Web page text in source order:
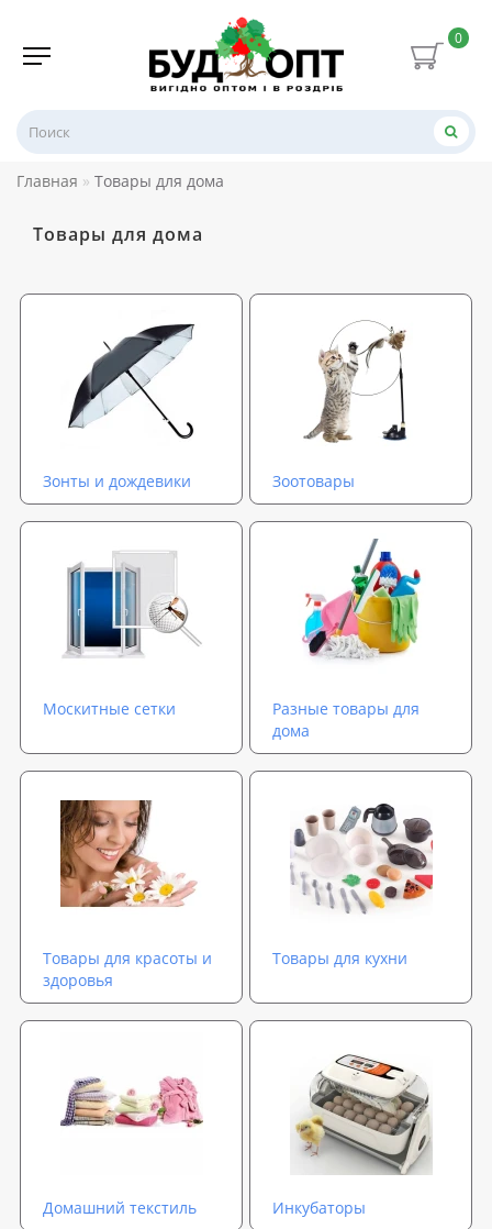
0
Главная Товары для дома
Товары для дома
Зонты и дождевики Зоотовары
Москитные сетки
Разные товары для
дома
Товары для красоты и
здоровья
Товары для кухни
Домашний текстиль Инкубаторы